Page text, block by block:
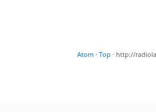
Atom · Top · http://